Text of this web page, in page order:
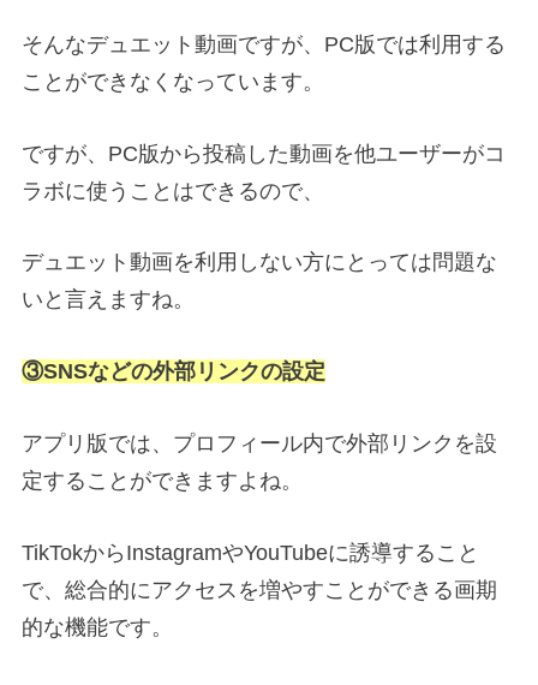
そんなデュエット動画ですが、PC版では利用する
ことができなくなっています。
ですが、PC版から投稿した動画を他ユーザーがコ
ラボに使うことはできるので、
デュエット動画を利用しない方にとっては問題な
いと言えますね。
③SNSなどの外部リンクの設定
アプリ版では、プロフィール内で外部リンクを設
定することができますよね。
TikTokからInstagramやYouTubeに誘導すること
で、総合的にアクセスを増やすことができる画期
的な機能です。